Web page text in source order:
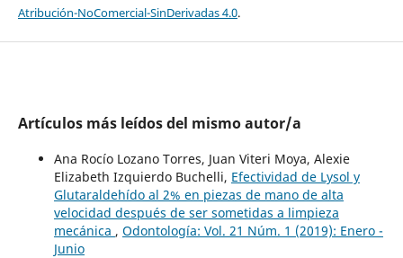
Atribución-NoComercial-SinDerivadas 4.0.
Artículos más leídos del mismo autor/a
Ana Rocío Lozano Torres, Juan Viteri Moya, Alexie
Elizabeth Izquierdo Buchelli, Efectividad de Lysol y
Glutaraldehído al 2% en piezas de mano de alta
velocidad después de ser sometidas a limpieza
mecánica , Odontología: Vol. 21 Núm. 1 (2019): Enero -
Junio